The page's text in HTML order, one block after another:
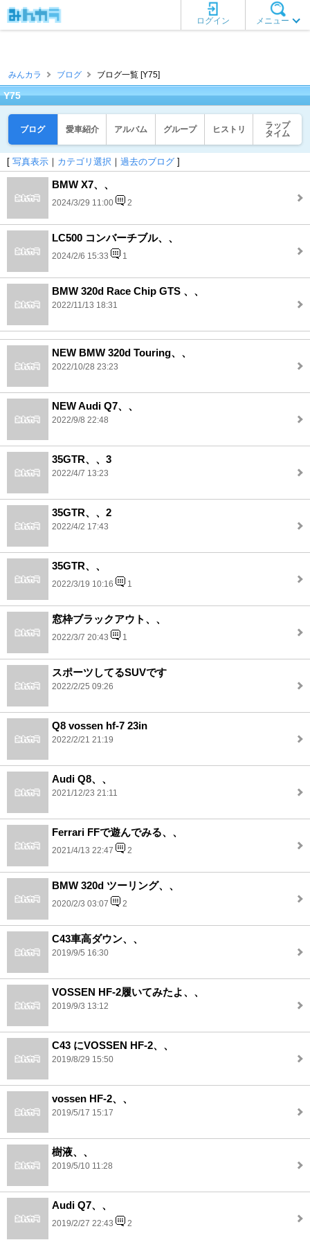
メニュー
ログイン
みんカラ ブログ ブログ一覧 [Y75]
Y75
ブログ 愛車紹介 アルバム グループ ヒストリ
ラップ
タイム
[ 写真表示 ｜ カテゴリ選択 ｜ 過去のブログ ]
BMW X7、、
2024/3/29 11:00 2
LC500 コンバーチブル、、
2024/2/6 15:33 1
BMW 320d Race Chip GTS 、、
2022/11/13 18:31
NEW BMW 320d Touring、、
2022/10/28 23:23
NEW Audi Q7、、
2022/9/8 22:48
35GTR、、3
2022/4/7 13:23
35GTR、、2
2022/4/2 17:43
35GTR、、
2022/3/19 10:16 1
窓枠ブラックアウト、、
2022/3/7 20:43 1
スポーツしてるSUVです
2022/2/25 09:26
Q8 vossen hf-7 23in
2022/2/21 21:19
Audi Q8、、
2021/12/23 21:11
Ferrari FFで遊んでみる、、
2021/4/13 22:47 2
BMW 320d ツーリング、、
2020/2/3 03:07 2
C43車高ダウン、、
2019/9/5 16:30
VOSSEN HF-2履いてみたよ、、
2019/9/3 13:12
C43 にVOSSEN HF-2、、
2019/8/29 15:50
vossen HF-2、、
2019/5/17 15:17
樹液、、
2019/5/10 11:28
Audi Q7、、
2019/2/27 22:43 2